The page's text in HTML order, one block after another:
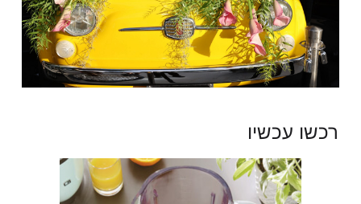
רכשו עכשיו